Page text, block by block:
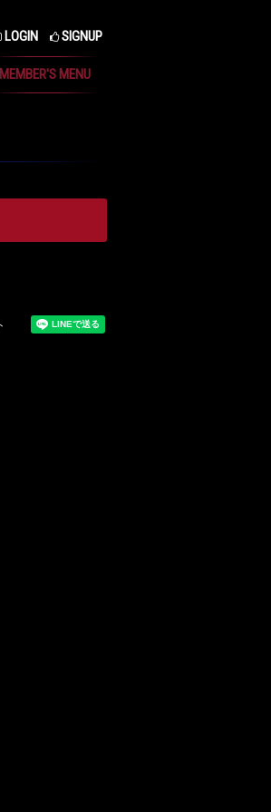
LOGIN SIGNUP
MEMBER'S MENU